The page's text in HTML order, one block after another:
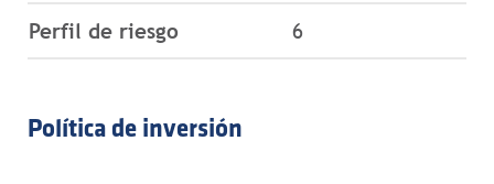
Perfil de riesgo 6
Política de inversión